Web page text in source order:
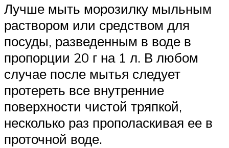
Лучше мыть морозилку мыльным
раствором или средством для
посуды, разведенным в воде в
пропорции 20 г на 1 л. В любом
случае после мытья следует
протереть все внутренние
поверхности чистой тряпкой,
несколько раз прополаскивая ее в
проточной воде.